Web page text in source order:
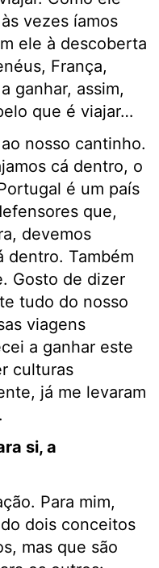
vezes íamos
ele à descoberta
França,
ganhar, assim,
que é viajar…
nosso cantinho.
cá dentro, o
é um país
que,
devemos
dentro. Também
Gosto de dizer
tudo do nosso
viagens
a ganhar este
culturas
já me levaram
si, a
Para mim,
dois conceitos
mas que são